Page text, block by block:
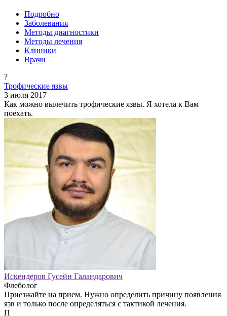
Подробно
Заболевания
Методы диагностики
Методы лечения
Клиники
Врачи
?
Трофические язвы
3 июля 2017
Как можно вылечить трофические язвы. Я хотела к Вам
поехать.
Искендеров Гусейн Галандарович
Флеболог
Приезжайте на прием. Нужно определить причину появления
язв и только после определяться с тактикой лечения.
П